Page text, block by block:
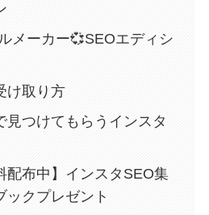
メーカー💞SEOエディシ
け取り方
見つけてもらうインスタ
配布中】インスタSEO集
ックプレゼント